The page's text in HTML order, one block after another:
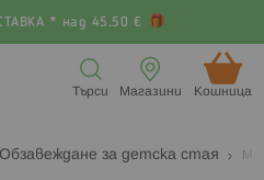
* над 45.50 €
Кошница (
Магазини
Търси
Обзавеждане за детска стая